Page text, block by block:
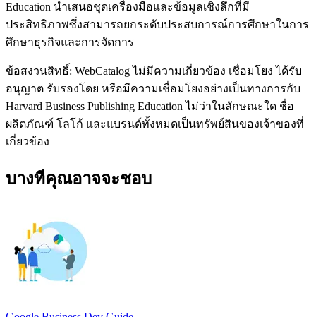
Education นำเสนอชุดเครื่องมือและข้อมูลเชิงลึกที่มี
ประสิทธิภาพซึ่งสามารถยกระดับประสบการณ์การศึกษาในการ
ศึกษาธุรกิจและการจัดการ
ข้อสงวนสิทธิ์: WebCatalog ไม่มีความเกี่ยวข้อง เชื่อมโยง ได้รับ
อนุญาต รับรองโดย หรือมีความเชื่อมโยงอย่างเป็นทางการกับ
Harvard Business Publishing Education ไม่ว่าในลักษณะใด ชื่อ
ผลิตภัณฑ์ โลโก้ และแบรนด์ทั้งหมดเป็นทรัพย์สินของเจ้าของที่
เกี่ยวข้อง
บางทีคุณอาจจะชอบ